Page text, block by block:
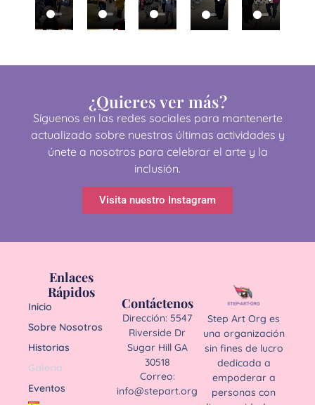
¿Quieres ver más?
Síguenos en las redes sociales para mantenerte
actualizado sobre nuestras últimas actividades y
únete a nosotros para celebrar el arte y la
inclusión.
Visita nuestro Instagram
Step Art Org es
una organización
sin fines de lucro
dedicada a
empoderar a
personas con
Enlaces
Rápidos
Inicio
Sobre Nosotros
Historias
Galeria
Eventos
Contáctenos
Dirección: 5547
Riverside Dr
Sugar Hill GA
30518
Correo:
info@stepart.org